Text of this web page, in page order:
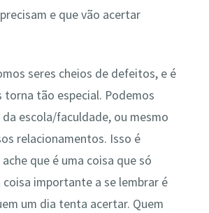
e que vão acertar
seres cheios de defeitos, e é
torna tão especial. Podemos
escola/faculdade, ou mesmo
relacionamentos. Isso é
que é uma coisa que só
coisa importante a se lembrar é
um dia tenta acertar. Quem